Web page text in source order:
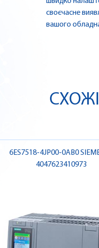
своєчасне
вашого
6ES7518-4JP00-0AB0
4047623410973